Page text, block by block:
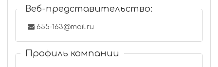
Веб-представительство:
655-163@mail.ru
Профиль компании